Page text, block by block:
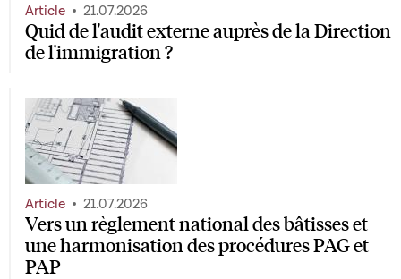
Quid de l'audit externe auprès de la Direction
de l'immigration ?
Article 21.07.2026
Vers un règlement national des bâtisses et
une harmonisation des procédures PAG et
PAP
Article 21.07.2026